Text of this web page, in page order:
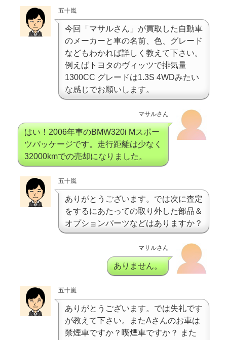
五十嵐
今回「マサルさん」が買取した自動車
のメーカーと車の名前、色、グレード
などもわかれば詳しく教えて下さい。
例えばトヨタのヴィッツで排気量
1300CC グレードは1.3S 4WDみたい
な感じでお願いします。
マサルさん
はい！2006年車のBMW320i Mスポー
ツパッケージです。走行距離は少なく
32000kmでの売却になりました。
五十嵐
ありがとうございます。では次に査定
をするにあたっての取り外した部品＆
オプションパーツなどはありますか？
マサルさん
ありません。
五十嵐
ありがとうございます。では失礼です
が教えて下さい。またAさんのお車は
禁煙車ですか？喫煙車ですか？ また